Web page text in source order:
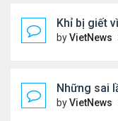
Khỉ bị giết
byVietNews
Những sai
byVietNews